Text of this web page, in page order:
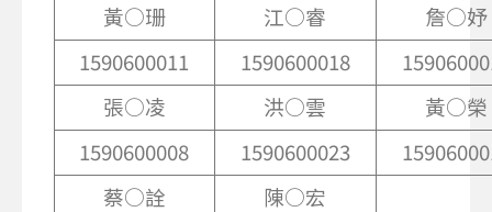
黃○珊
江○睿
詹○妤
1590600011
1590600018
張○凌
洪○雲
黃○榮
1590600008
1590600023
蔡○詮
陳○宏